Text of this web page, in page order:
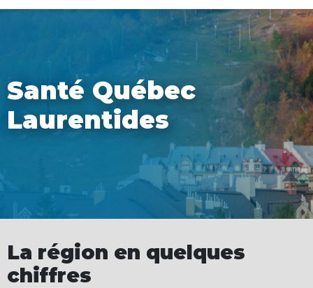
Santé Québec
Laurentides
La région en quelques
chiffres